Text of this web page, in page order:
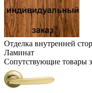
Отделка внутренней
Ламинат
Сопутствующие товары